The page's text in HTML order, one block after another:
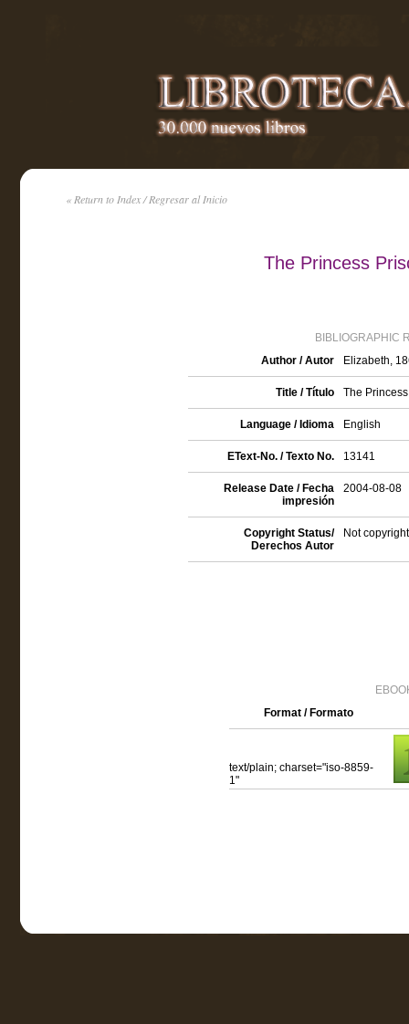
« Return to Index / Regresar al Inicio
The Princess
BIBLIOGRAPHIC
Author / Autor
Elizabeth,
Title / Título The
Language / Idioma English
EText-No. / Texto No. 13141
Release Date / Fecha
impresión
2004-08-08
Copyright Status/
Derechos Autor
Not
Format / Formato
text/plain; charset="iso-8859-
1"